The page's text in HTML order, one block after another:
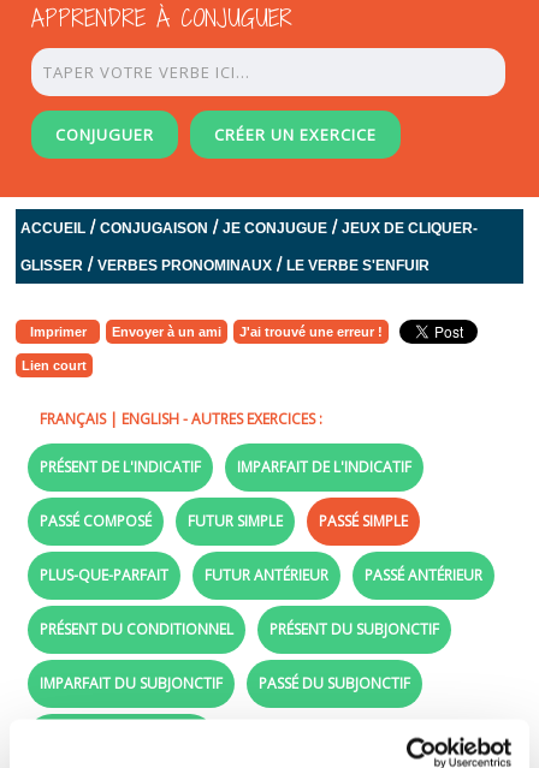
APPRENDRE À CONJUGUER
CONJUGUER CRÉER UN EXERCICE
ACCUEIL /CONJUGAISON /JE CONJUGUE /JEUX DE CLIQUER-
GLISSER /VERBES PRONOMINAUX /LE VERBE S'ENFUIR
Imprimer Envoyer à un ami J'ai trouvé une erreur !
Lien court
FRANÇAIS| ENGLISH- AUTRES EXERCICES :
PRÉSENT DE L'INDICATIF IMPARFAIT DE L'INDICATIF
PASSÉ COMPOSÉ FUTUR SIMPLE PASSÉ SIMPLE
PLUS-QUE-PARFAIT FUTUR ANTÉRIEUR PASSÉ ANTÉRIEUR
PRÉSENT DU CONDITIONNEL PRÉSENT DU SUBJONCTIF
IMPARFAIT DU SUBJONCTIF PASSÉ DU SUBJONCTIF